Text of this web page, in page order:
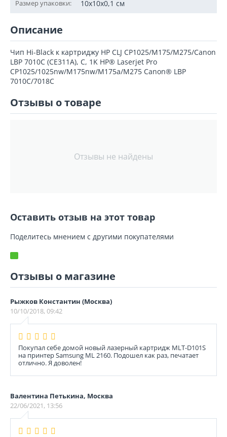
Размер упаковки: 10x10x0,1 см
Описание
Чип Hi-Black к картриджу HP CLJ CP1025/M175/M275/Canon
LBP 7010C (CE311A), C, 1K HP® Laserjet Pro
CP1025/1025nw/M175nw/M175a/M275 Canon® LBP
7010C/7018C
Отзывы о товаре
Отзывы не найдены
Оставить отзыв на этот товар
Поделитесь мнением с другими покупателями
Отзывы о магазине
Рыжков Константин (Москва)
10/10/2018, 09:42
Покупал себе домой новый лазерный картридж MLT-D101S
на принтер Sаmsung ML 2160. Подошел как раз, печатает
отлично. Я доволен!
Валентина Петькина, Москва
22/06/2021, 13:56